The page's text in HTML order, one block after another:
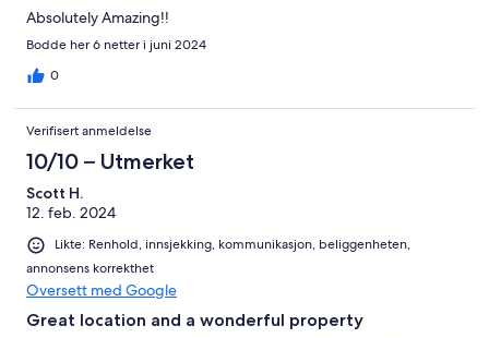
Absolutely Amazing!!
Bodde her 6 netter i juni 2024
0
Verifisert anmeldelse
10/10 – Utmerket
Scott H.
12. feb. 2024
Likte: Renhold, innsjekking, kommunikasjon, beliggenheten,
annonsens korrekthet
Oversett med Google
Great location and a wonderful property